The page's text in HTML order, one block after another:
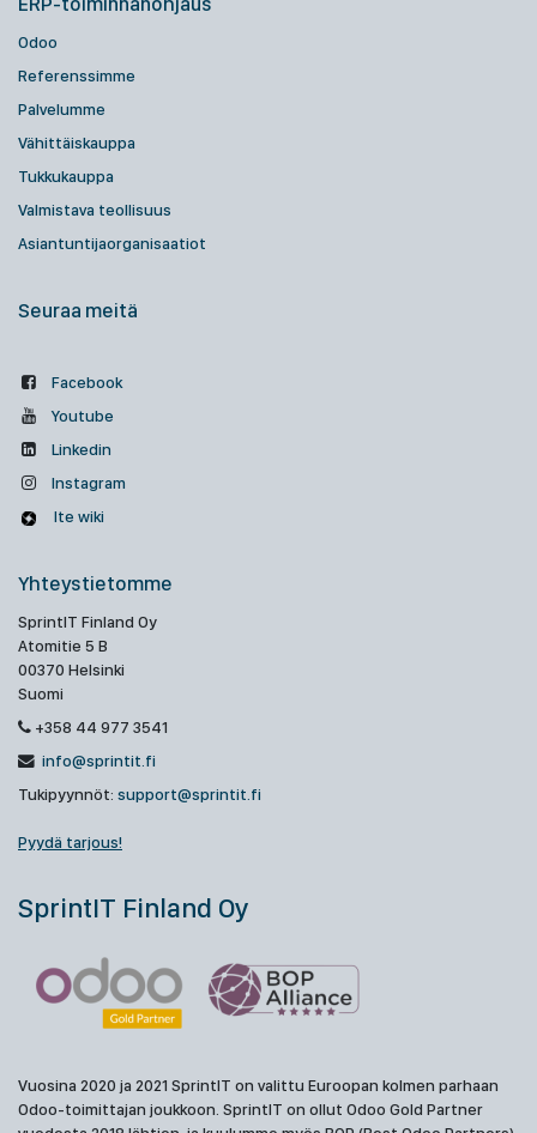
Odoo
Referenssimme
Palvelumme
Vähittäiskauppa
Tukkukauppa
Valmistava teollisuus
Asiantuntijaorganisaatiot
Seuraa meitä
Facebook
Youtube
Linkedin
Instagram
Ite wiki
Yhteystietomme
SprintIT Finland Oy
Atomitie 5 B
00370 Helsinki
Suomi
+358 44 977 3541
info@sprintit.fi
Tukipyynnöt: support@sprintit.fi
Pyydä tarjous!
SprintIT Finland Oy
Vuosina 2020 ja 2021 SprintIT on valittu Euroopan kolmen parhaan
Odoo-toimittajan joukkoon. SprintIT on ollut Odoo Gold Partner